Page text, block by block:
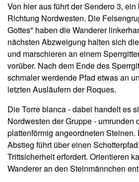
Von hier aus führt der Sendero 3, ein
Richtung Nordwesten. Die
Gottes" haben die Wanderer
nächsten Abzweigung halten sich
und marschieren an einem
vorüber. Nach dem Ende des
schmaler werdende Pfad etwas an
letzten Ausläufern der Roques.
Die Torre blanca - dabei handelt es
Nordwesten der Gruppe - umrunden
plattenförmig angeordneten
Abstieg führt über einen
Trittsicherheit erfordert. Orientieren
Wanderer an den Steinmännchen